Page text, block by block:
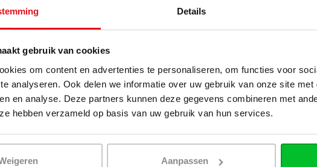
Details
gebruik van cookies
om content en advertenties te personaliseren, om functies voor
analyseren. Ook delen we informatie over uw gebruik van onze site
en analyse. Deze partners kunnen deze gegevens combineren met
hebben verzameld op basis van uw gebruik van hun services.
Aanpassen
Grâce aux consoles J fournies, ils
le même raccordement de l’autre
les conduites existantes et rend le
différentes versions afin de s’adapter à
33), différentes finitions frontales (profilée,
9016) et noir (RAL 9005).
Besoin d'aide pour faire
Utilisez l'un de nos outils
est-